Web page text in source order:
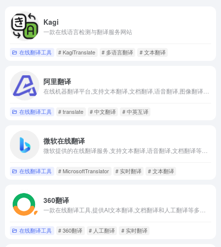
Kagi
一款在线语言检测与翻译服务网站
在线翻译工具 # KagiTranslate # 多语言翻译 # 文本翻译
阿里翻译
在线翻译工具 # translate # 中文翻译 # 中英互译
微软在线翻译
在线翻译工具 # MicrosoftTranslator # 实时翻译 # 文本翻译
360翻译
在线翻译工具 # 360翻译 # 人工翻译 # 实时翻译